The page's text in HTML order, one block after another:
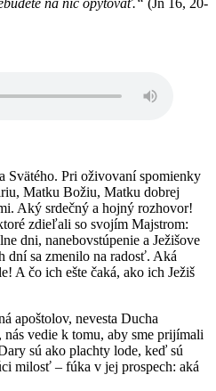
Svätého. Pri oživovaní spomienky
Matku Božiu, Matku dobrej
Aký srdečný a hojný rozhovor!
zdieľali so svojím Majstrom:
dni, nanebovstúpenie a Ježišove
dní sa zmenilo na radosť. Aká
A čo ich ešte čaká, ako ich Ježiš
apoštolov, nevesta Ducha
vedie k tomu, aby sme prijímali
sú ako plachty lode, keď sú
milosť – fúka v jej prospech: aká